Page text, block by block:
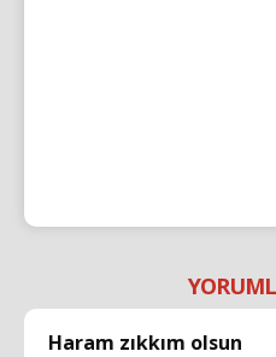
Haram zıkkım olsun